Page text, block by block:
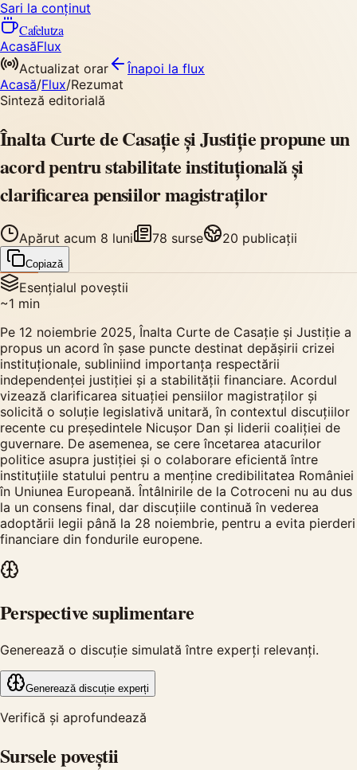
Sari la conținut
Cafelutza
AcasăFlux
Actualizat orar
Înapoi la flux
Acasă/Flux/Rezumat
Sinteză editorială
Înalta Curte de Casație și Justiție propune un
acord pentru stabilitate instituțională și
clarificarea pensiilor magistraților
Apărut acum 8 luni 78 surse 20 publicații
Copiază
Esențialul poveștii
~1 min
Pe 12 noiembrie 2025, Înalta Curte de Casație și Justiție a
propus un acord în șase puncte destinat depășirii crizei
instituționale, subliniind importanța respectării
independenței justiției și a stabilității financiare. Acordul
vizează clarificarea situației pensiilor magistraților și
solicită o soluție legislativă unitară, în contextul discuțiilor
recente cu președintele Nicușor Dan și liderii coaliției de
guvernare. De asemenea, se cere încetarea atacurilor
politice asupra justiției și o colaborare eficientă între
instituțiile statului pentru a menține credibilitatea României
în Uniunea Europeană. Întâlnirile de la Cotroceni nu au dus
la un consens final, dar discuțiile continuă în vederea
adoptării legii până la 28 noiembrie, pentru a evita pierderi
financiare din fondurile europene.
Perspective suplimentare
Generează o discuție simulată între experți relevanți.
Generează discuție experți
Verifică și aprofundează
Sursele poveștii